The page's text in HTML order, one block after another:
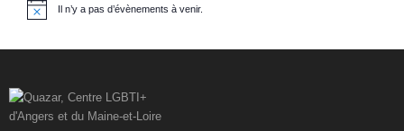
Il n’y a pas d’évènements à venir.